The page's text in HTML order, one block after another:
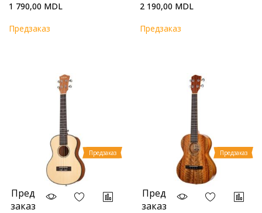
1 790,00 MDL
Предзаказ
2 190,00 MDL
Предзаказ
Предзаказ
Пред
заказ
Предзаказ
Пред
заказ